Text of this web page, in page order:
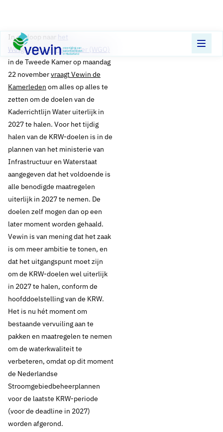
Direct naar content
Terug naar de startpagina
​In aanloop naar het
Wetgevingsoverleg Water (WGO)
in de Tweede Kamer op maandag
22 novembervraagt Vewin de
Kamerleden om alles op alles te
zetten om de doelen van de
Kaderrichtlijn Water uiterlijk in
2027 te halen. Voor het tijdig
halen van de KRW-doelen is in de
plannen van het ministerie van
Infrastructuur en Waterstaat
aangegeven dat het voldoende is
alle benodigde maatregelen
uiterlijk in 2027 te nemen. De
doelen zelf mogen dan op een
later moment worden gehaald.
Vewin is van mening dat het zaak
is om meer ambitie te tonen, en
dat het uitgangspunt moet zijn
om de KRW-doelen wel uiterlijk
in 2027 te halen, conform de
hoofddoelstelling van de KRW.
Het is nu hét moment om
bestaande vervuiling aan te
pakken en maatregelen te nemen
om de waterkwaliteit te
verbeteren, omdat op dit moment
de Nederlandse
Stroomgebiedbeheerplannen
voor de laatste KRW-periode
(voor de deadline in 2027)
worden afgerond.